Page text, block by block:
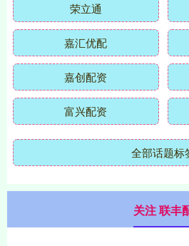
荣立通
嘉汇优配
嘉创配资
富兴配资
全部话题标
关注 联丰